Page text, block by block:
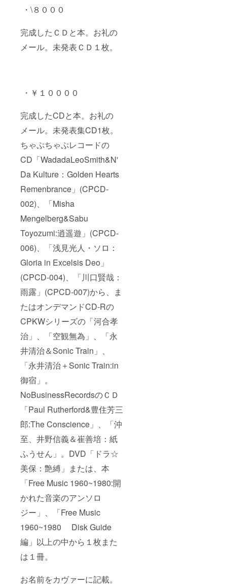
・\８０００
完成したＣＤと本。お礼の
メール。未発表ＣＤ１枚。
・￥１００００
完成したCDと本。お礼の
メール。未発表集CD1枚。
ちゃぷちゃぷレコードの
CD「WadadaLeoSmith&N'
Da Kulture：Golden Hearts
Remenbrance」(CPCD-
002)、「Misha
Mengelberg&Sabu
Toyozumi:逍遥遊」(CPCD-
006)、「浅見光人・ソロ：
Gloria in Excelsis Deo」
(CPCD-004)、「川口賢哉：
雨露」(CPCD-007)から、ま
たはオンデマンドCD-Rの
CPKWシリーズの「河合孝
治」、「空観無為」、「永
井清治＆Sonic Train」、
「永井清治＋Sonic Train:in
御宿」。
NoBusinessRecordsのＣＤ
「Paul Rutherford&豊住芳三
郎:The Conscience」、「沖
至、井野信義＆崔善培：紙
ふうせん」。DVD「ドラ☆
美保：艶縛」または、本
「Free Music 1960~1980:開
かれた音楽のアンソロ
ジー」、「Free Music
1960~1980 Disk Guide
編」以上の中から１枚また
は１冊。
お名前をカヴァーに記載。